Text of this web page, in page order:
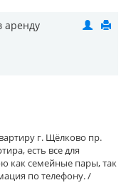
аренду
г. Щёлково пр.
есть все для
как семейные пары, так
по телефону. /